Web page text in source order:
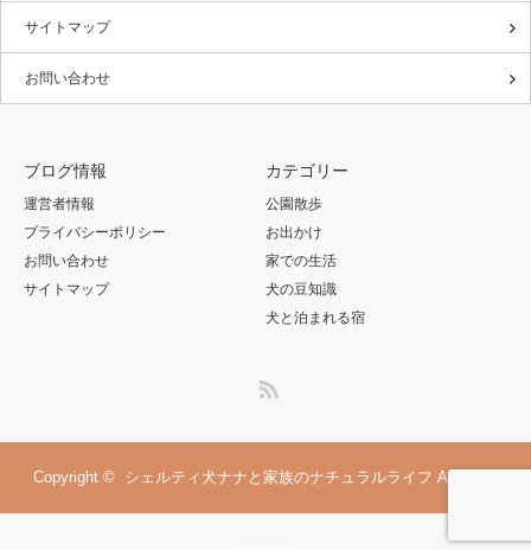
サイトマップ
お問い合わせ
ブログ情報
運営者情報
プライバシーポリシー
お問い合わせ
サイトマップ
カテゴリー
公園散歩
お出かけ
家での生活
犬の豆知識
犬と泊まれる宿
Copyright © シェルティ犬ナナと家族のナチュラルライフ All rights